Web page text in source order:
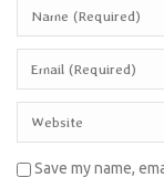
Save my name,